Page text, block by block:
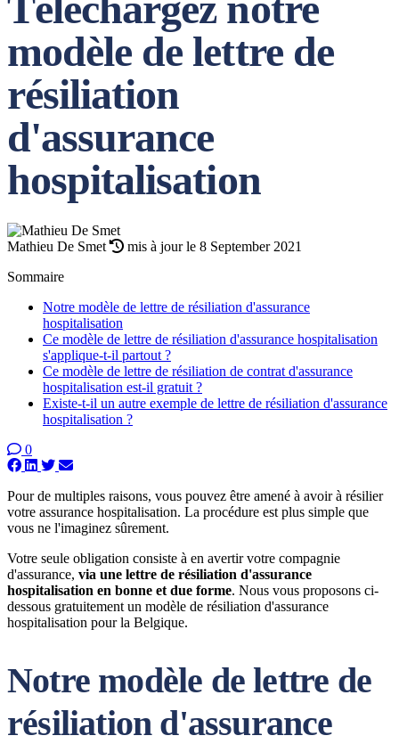
modèle de lettre de
résiliation
d'assurance
hospitalisation
Mathieu De Smet
mis à jour le 8 September 2021
Sommaire
Notre modèle de lettre de résiliation d'assurance
hospitalisation
Ce modèle de lettre de résiliation d'assurance hospitalisation
s'applique-t-il partout ?
Ce modèle de lettre de résiliation de contrat d'assurance
hospitalisation est-il gratuit ?
Existe-t-il un autre exemple de lettre de résiliation d'assurance
hospitalisation ?
0
Pour de multiples raisons, vous pouvez être amené à avoir à résilier
votre assurance hospitalisation. La procédure est plus simple que
vous ne l'imaginez sûrement.
Votre seule obligation consiste à en avertir votre compagnie
d'assurance, via une lettre de résiliation d'assurance
hospitalisation en bonne et due forme. Nous vous proposons ci-
dessous gratuitement un modèle de résiliation d'assurance
hospitalisation pour la Belgique.
Notre modèle de lettre de
résiliation d'assurance